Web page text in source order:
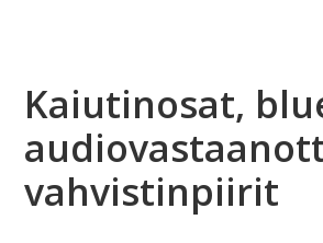
Kaiutinosat,
vahvistinpiirit